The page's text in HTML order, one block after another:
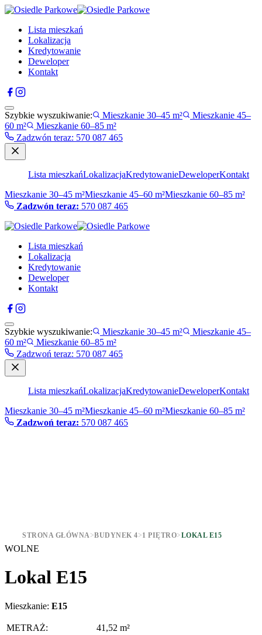
Lista mieszkań
Lokalizacja
Kredytowanie
Deweloper
Kontakt
Szybkie wyszukiwanie: Mieszkanie 30–45 m²
Mieszkanie 45–
60 m²
Mieszkanie 60–85 m²
Zadzwón teraz: 570 087 465
Lista mieszkańLokalizacjaKredytowanieDeweloperKontakt
Mieszkanie 30–45 m²Mieszkanie 45–60 m²Mieszkanie 60–85 m²
Zadzwón teraz: 570 087 465
Lista mieszkań
Lokalizacja
Kredytowanie
Deweloper
Kontakt
Szybkie wyszukiwanie: Mieszkanie 30–45 m²
Mieszkanie 45–
60 m²
Mieszkanie 60–85 m²
Zadzwoń teraz: 570 087 465
Lista mieszkańLokalizacjaKredytowanieDeweloperKontakt
Mieszkanie 30–45 m²Mieszkanie 45–60 m²Mieszkanie 60–85 m²
Zadzwoń teraz: 570 087 465
STRONA GŁÓWNA>BUDYNEK 4>1 PIĘTRO>LOKAL E15
WOLNE
Lokal E15
Mieszkanie: E15
METRAŻ:
41,52 m²